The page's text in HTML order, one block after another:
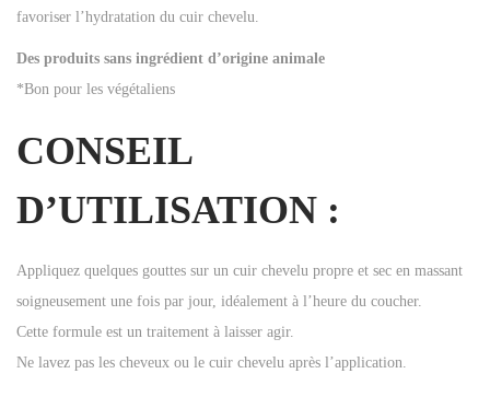
favoriser l’hydratation du cuir chevelu.
Des produits sans ingrédient d’origine animale
*Bon pour les végétaliens
CONSEIL
D’UTILISATION :
Appliquez quelques gouttes sur un cuir chevelu propre et sec en massant
soigneusement une fois par jour, idéalement à l’heure du coucher.
Cette formule est un traitement à laisser agir.
Ne lavez pas les cheveux ou le cuir chevelu après l’application.